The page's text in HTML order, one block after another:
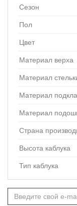
Сезон
Пол
Цвет
Материал верха
Материал
Материал
Материал
Страна
Высота каблука
Тип каблука